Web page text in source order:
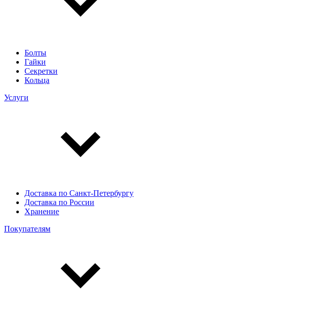
Болты
Гайки
Секретки
Кольца
Услуги
Доставка по Санкт-Петербургу
Доставка по России
Хранение
Покупателям